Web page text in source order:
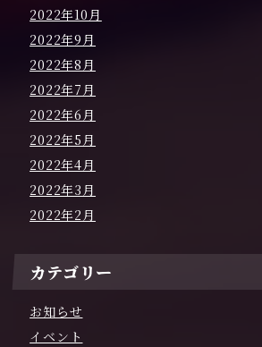
2022年10月
2022年9月
2022年8月
2022年7月
2022年6月
2022年5月
2022年4月
2022年3月
2022年2月
カテゴリー
お知らせ
イベント